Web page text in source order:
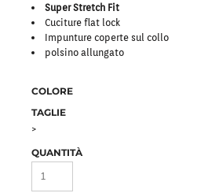
Super Stretch Fit
Cuciture flat lock
Impunture coperte sul collo
polsino allungato
COLORE
TAGLIE
>
QUANTITÀ